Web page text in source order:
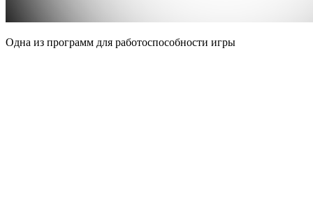
Одна из программ для работоспособности игры